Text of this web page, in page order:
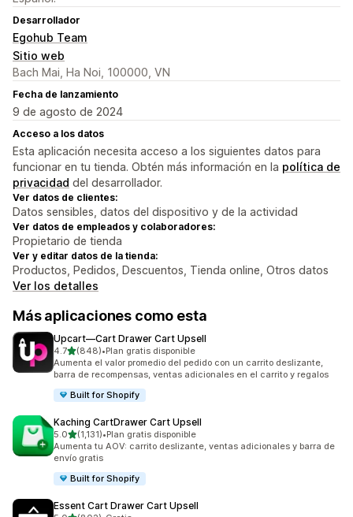
Desarrollador
Egohub Team
Sitio web
Bach Mai, Ha Noi, 100000, VN
Fecha de lanzamiento
9 de agosto de 2024
Acceso a los datos
Esta aplicación necesita acceso a los siguientes datos para
funcionar en tu tienda. Obtén más información en la política de
privacidad del desarrollador.
Ver datos de clientes:
Datos sensibles, datos del dispositivo y de la actividad
Ver datos de empleados y colaboradores:
Propietario de tienda
Ver y editar datos de la tienda:
Productos, Pedidos, Descuentos, Tienda online, Otros datos
Ver los detalles
Más aplicaciones como esta
Upcart—Cart Drawer Cart Upsell
4.7de 5 estrellas
(848)
848 reseñas en total
•Plan gratis disponible
Aumenta el valor promedio del pedido con un carrito deslizante,
barra de recompensas, ventas adicionales en el carrito y regalos
Built for Shopify
Kaching CartDrawer Cart Upsell
5.0de 5 estrellas
(1,131)
1131 reseñas en total
•Plan gratis disponible
Aumenta tu AOV: carrito deslizante, ventas adicionales y barra de
envío gratis
Built for Shopify
Essent Cart Drawer Cart Upsell